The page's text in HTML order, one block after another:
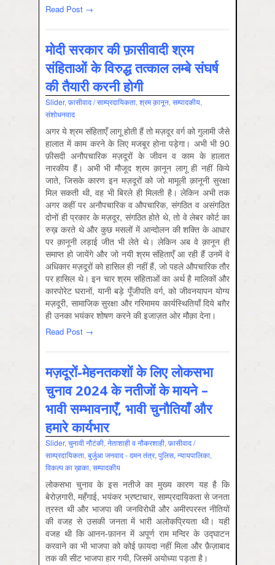
Read Post →
मोदी सरकार की फ़ासीवादी श्रम
संहिताओं के विरुद्ध तत्काल लम्बे संघर्ष
की तैयारी करनी होगी
Slider, फ़ासीवाद / साम्‍प्रदायिकता, श्रम क़ानून, सम्‍पादकीय,
संशोधनवाद
अगर ये श्रम संहिताएँ लागू होती हैं तो मज़दूर वर्ग को गुलामी जैसे
हालात में काम करने के लिए मजबूर होना पड़ेगा। अभी भी 90
फ़ीसदी अनौपचारिक मज़दूरों के जीवन व काम के हालात
नारकीय हैं। अभी भी मौजूद श्रम क़ानून लागू ही नहीं किये
जाते, जिसके कारण इन मज़दूरों को जो मामूली क़ानूनी सुरक्षा
मिल सकती थी, वह भी बिरले ही मिलती है। लेकिन अभी तक
अगर कहीं पर अनौपचारिक व औपचारिक, संगठित व असंगठित
दोनों ही प्रकार के मज़दूर, संगठित होते थे, तो वे लेबर कोर्ट का
रुख़ करते थे और कुछ मसलों में आन्दोलन की शक्ति के आधार
पर क़ानूनी लड़ाई जीत भी लेते थे। लेकिन अब वे क़ानून ही
समाप्त हो जायेंगे और जो नयी श्रम संहिताएँ आ रही हैं उनमें वे
अधिकार मज़दूरों को हासिल ही नहीं हैं, जो पहले औपचारिक तौर
पर हासिल थे। इन चार श्रम संहिताओं का अर्थ है मालिकों और
कारपोरेट घरानों, यानी बड़े पूँजीपति वर्ग, को जीवनयापन योग्य
मज़दूरी, सामाजिक सुरक्षा और गरिमामय कार्यस्थितियाँ दिये बग़ैर
ही उनका भयंकर शोषण करने की इजाज़त ओर मौक़ा देना।
Read Post →
मज़दूरों-मेहनतकशों के लिए लोकसभा
चुनाव 2024 के नतीजों के मायने –
भावी सम्भावनाएँ, भावी चुनौतियाँ और
हमारे कार्यभार
Slider, चुनावी नौटंकी, नेताशाही व नौकरशाही, फ़ासीवाद /
साम्‍प्रदायिकता, बुर्जुआ जनवाद - दमन तंत्र, पुलिस, न्‍यायपालिका,
विकल्‍प का ख़ाका, सम्‍पादकीय
लोकसभा चुनाव के इस नतीजे का मुख्य कारण यह है कि
बेरोज़गारी, महँगाई, भयंकर भ्रष्टाचार, साम्प्रदायिकता से जनता
त्रस्त थी और भाजपा की जनविरोधी और अमीरपरस्त नीतियों
की वजह से उसकी जनता में भारी अलोकप्रियता थी। यही
वजह थी कि आनन-फ़ानन में अपूर्ण राम मन्दिर के उद्घाटन
करवाने का भी भाजपा को कोई फ़ायदा नहीं मिला और फ़ैज़ाबाद
तक की सीट भाजपा हार गयी, जिसमें अयोध्या पड़ता है।